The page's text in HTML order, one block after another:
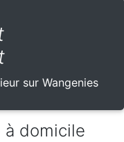
sur Wangenies
à domicile